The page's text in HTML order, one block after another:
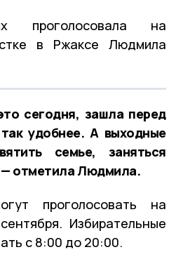
проголосовала на
в Ржаксе Людмила
сегодня, зашла перед
удобнее. А выходные
семье, заняться
отметила Людмила.
проголосовать на
Избирательные
с 8:00 до 20:00.